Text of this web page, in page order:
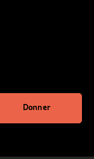
Donner